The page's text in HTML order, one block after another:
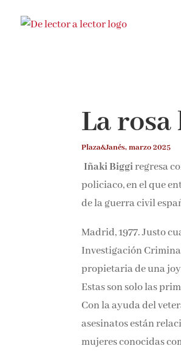
La
Plaza&Janés, marzo 2025
Iñaki Biggiregresa
policiaco, en el que
de la guerra civil
Madrid, 1977. Justo
Investigación
propietaria de una
Estas son solo las
Con la ayuda del
asesinatos están
mujeres conocidas